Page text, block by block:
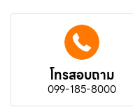
โทรสอบถาม
099-185-8000